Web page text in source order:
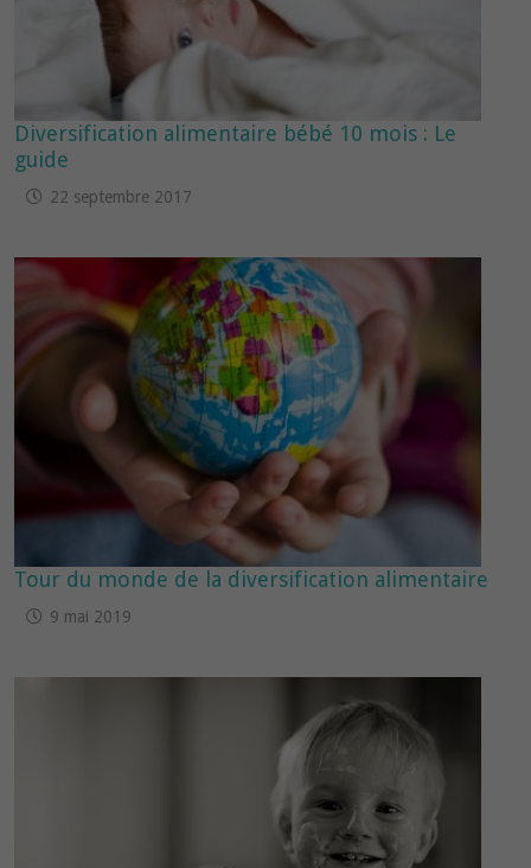
Diversification alimentaire bébé 10 mois : Le
guide
22 septembre 2017
Tour du monde de la diversification alimentaire
9 mai 2019